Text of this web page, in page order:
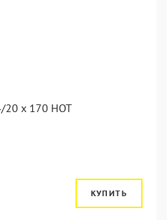
20 x 170 HOT
КУПИТЬ